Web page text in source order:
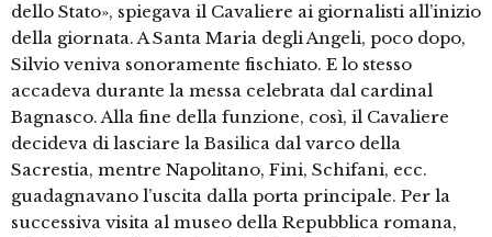
dello Stato», spiegava il Cavaliere ai giornalisti all’inizio
della giornata. A Santa Maria degli Angeli, poco dopo,
Silvio veniva sonoramente fischiato. E lo stesso
accadeva durante la messa celebrata dal cardinal
Bagnasco. Alla fine della funzione, così, il Cavaliere
decideva di lasciare la Basilica dal varco della
Sacrestia, mentre Napolitano, Fini, Schifani, ecc.
guadagnavano l’uscita dalla porta principale. Per la
successiva visita al museo della Repubblica romana,